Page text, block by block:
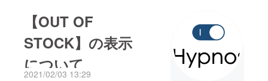
【OUT OF
STOCK】の表示
について
2021/02/03 13:29